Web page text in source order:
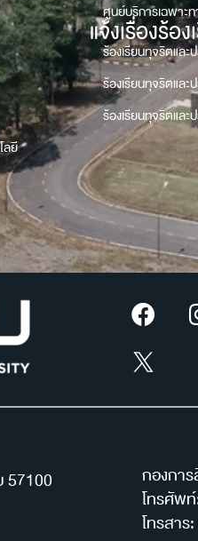
ลยี
ศูนย์บริการเฉพาะท
แจ้งเรื่องร้อ
ร้องเรียนทุจริตแล
ร้องเรียนทุจริตแล
ร้องเรียนทุจริตแล
57100
กองกา
โทรศัพ
โทรสา